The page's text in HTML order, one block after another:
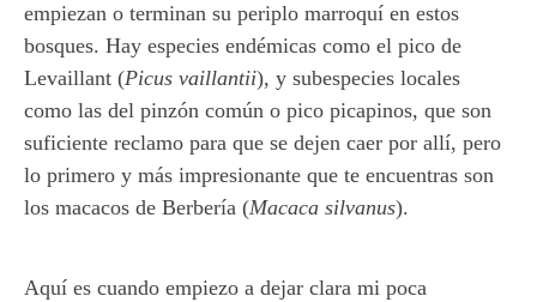
empiezan o terminan su periplo marroquí en estos
bosques. Hay especies endémicas como el pico de
Levaillant (Picus vaillantii), y subespecies locales
como las del pinzón común o pico picapinos, que son
suficiente reclamo para que se dejen caer por allí, pero
lo primero y más impresionante que te encuentras son
los macacos de Berbería (Macaca silvanus).
Aquí es cuando empiezo a dejar clara mi poca